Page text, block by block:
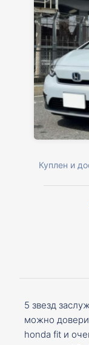
Куплен и
5 звезд
можно
honda fit и